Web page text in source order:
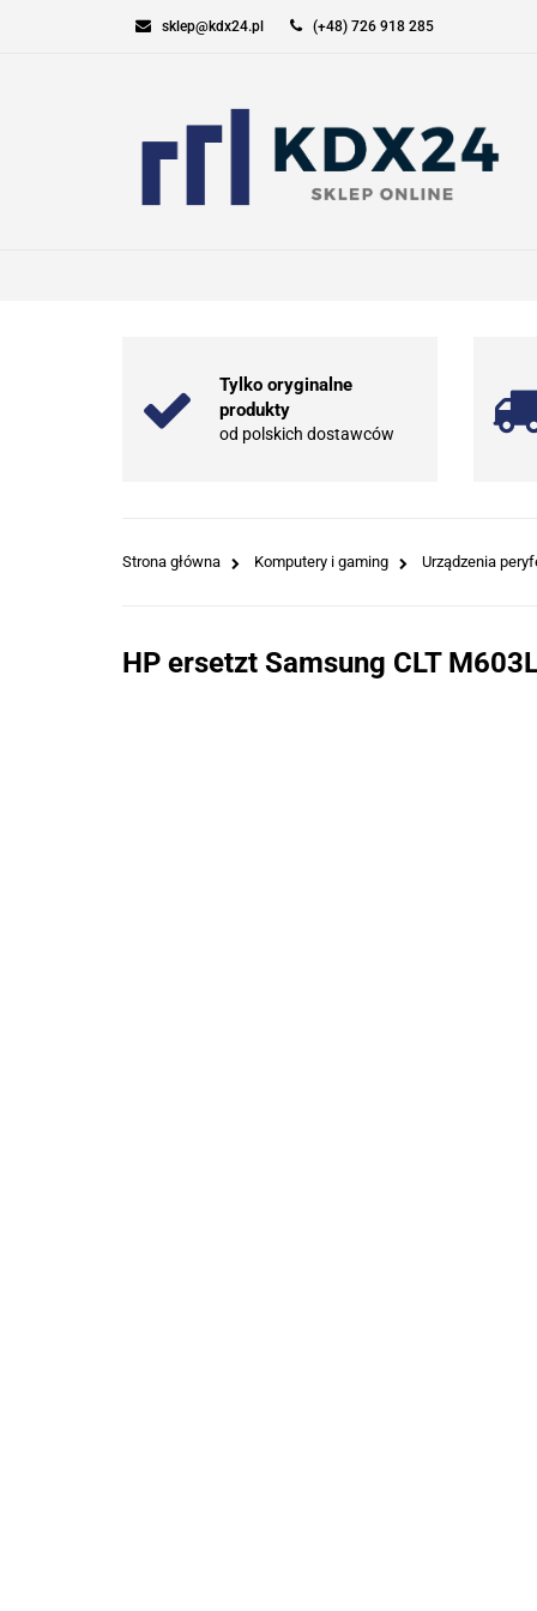
sklep@kdx24.pl (+48) 726 918 285
KOMPUTERY I
Tylko oryginalne
produkty
od polskich dostawców
Strona główna Komputery i gaming Urządzenia
HP ersetzt Samsung CLT